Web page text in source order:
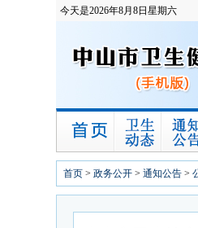
今天是2026年8月8日星期六
首页 > 政务公开 > 通知公告 >